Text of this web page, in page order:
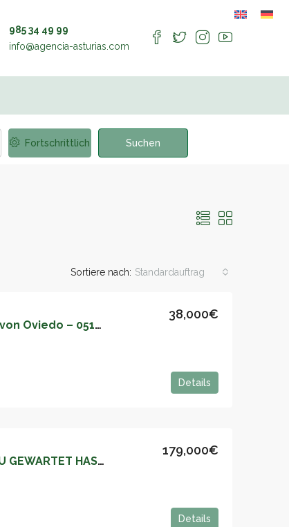
985 34 49 99
info@agencia-asturias.com
Fortschrittlich Suchen
Sortiere nach: Standardauftrag
Büroverkauf im Zentrum von Oviedo – 05186
38,000€
Details
DIE WOHNUNG, AUF DIE DU GEWARTET HAST – 05179
179,000€
Details